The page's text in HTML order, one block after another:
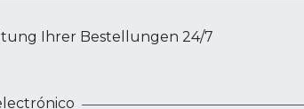
Ihrer Bestellungen 24/7